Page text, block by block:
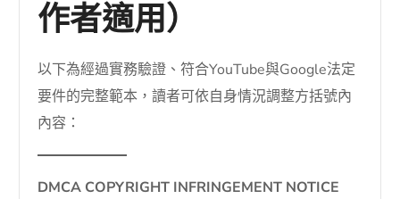
作者適用）
以下為經過實務驗證、符合YouTube與Google法定
要件的完整範本，讀者可依自身情況調整方括號內
內容：
DMCA COPYRIGHT INFRINGEMENT NOTICE